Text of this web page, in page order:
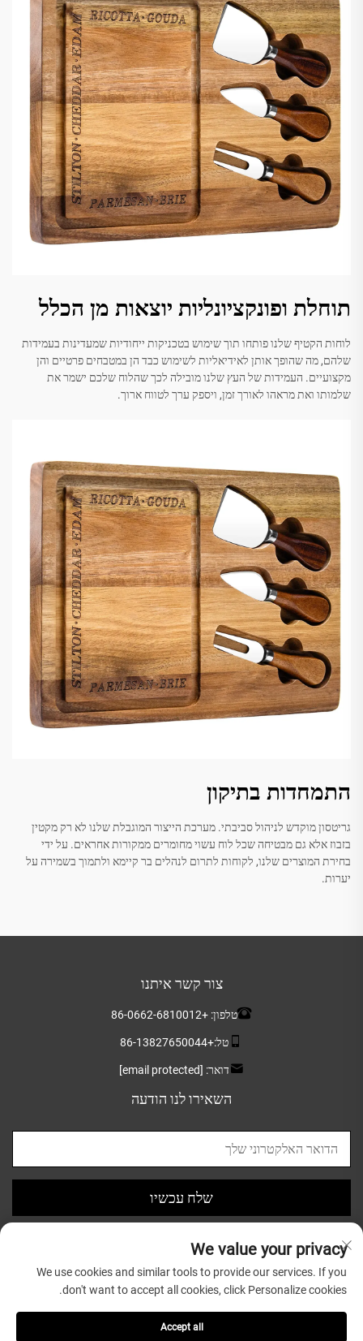
תוחלת ופונקציונליות יוצאות מן הכלל
לוחות הקטיף שלנו פותחו תוך שימוש בטכניקות ייחודיות שמעדינות בעמידות
שלהם, מה שהופך אותן לאידיאליות לשימוש כבד הן במטבחים פרטיים והן
מקצועיים. העמידות של העץ שלנו מובילה לכך שהלוח שלכם ישמר את
שלמותו ואת מראהו לאורך זמן, ויספק ערך לטווח ארוך.
התמחדות בתיקון
גריטסון מוקדש לניהול סביבתי. מערכת הייצור המוגבלת שלנו לא רק מקטין
בזבוז אלא גם מבטיחה שכל לוח עשוי מחומרים ממקורות אחראים. על ידי
בחירת המוצרים שלנו, לקוחות לתרום לנהלים בר קיימא ולתמוך בשמירה על
יערות.
צור קשר איתנו
טלפון: +86-0662-6810012
טל:+86-13827650044
דואר: [email protected]
השאירו לנו הודעה
שלח עכשיו
Housewares Co.,Ltd. |
We value your privacy
We use cookies and similar tools to provide our services. If you
don't want to accept all cookies, click Personalize cookies.
Accept all